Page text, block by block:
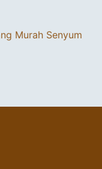
Murah Senyum